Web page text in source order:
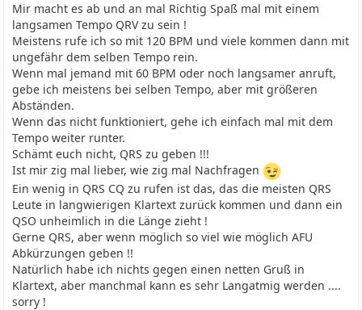
Mir macht es ab und an mal Richtig Spaß mal mit einem
langsamen Tempo QRV zu sein !
Meistens rufe ich so mit 120 BPM und viele kommen dann mit
ungefähr dem selben Tempo rein.
Wenn mal jemand mit 60 BPM oder noch langsamer anruft,
gebe ich meistens bei selben Tempo, aber mit größeren
Abständen.
Wenn das nicht funktioniert, gehe ich einfach mal mit dem
Tempo weiter runter.
Schämt euch nicht, QRS zu geben !!!
Ist mir zig mal lieber, wie zig mal Nachfragen
Ein wenig in QRS CQ zu rufen ist das, das die meisten QRS
Leute in langwierigen Klartext zurück kommen und dann ein
QSO unheimlich in die Länge zieht !
Gerne QRS, aber wenn möglich so viel wie möglich AFU
Abkürzungen geben !!
Natürlich habe ich nichts gegen einen netten Gruß in
Klartext, aber manchmal kann es sehr Langatmig werden ....
sorry !